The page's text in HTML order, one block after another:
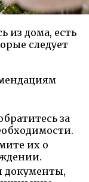
из дома, есть
следует
за
их о
документы,